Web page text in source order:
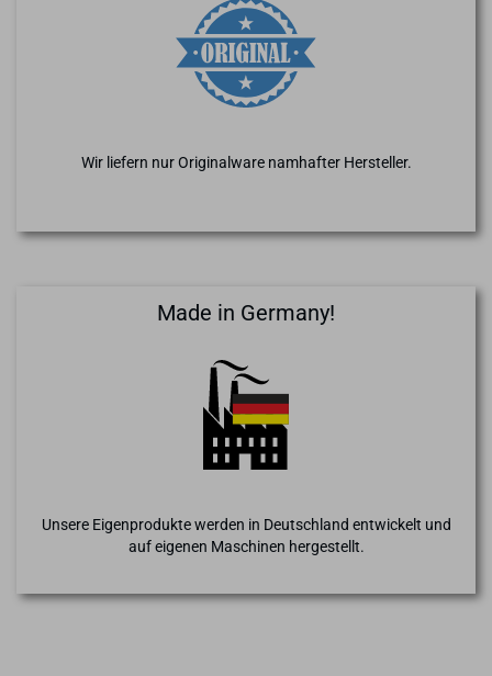
Wir liefern nur Originalware namhafter Hersteller.
Made in Germany!
Unsere Eigenprodukte werden in Deutschland entwickelt und
auf eigenen Maschinen hergestellt.